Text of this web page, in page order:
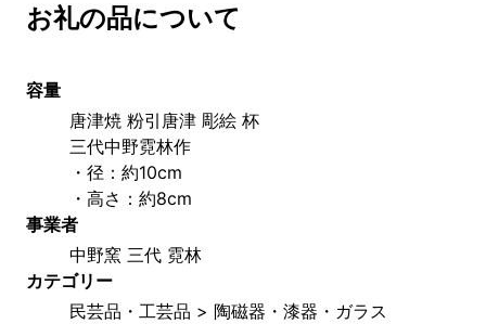
お礼の品について
容量
唐津焼 粉引唐津 彫絵 杯
三代中野霓林作
・径：約10cm
・高さ：約8cm
事業者
中野窯 三代 霓林
カテゴリー
民芸品・工芸品 > 陶磁器・漆器・ガラス